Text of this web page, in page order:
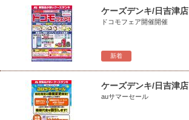
新着
ケーズデンキ/日吉津店
ドコモフェア開催開催
ケーズデンキ/日吉津店
auサマーセール